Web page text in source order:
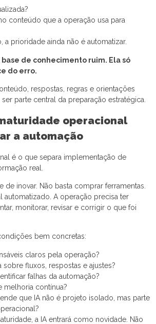
conteúdo que a operação usa para
a prioridade ainda não é automatizar.
base de conhecimento ruim. Ela só
do erro.
respostas, regras e orientações
parte central da preparação estratégica.
operacional
a automação
é o que separa implementação de
real.
de inovar. Não basta comprar ferramentas.
automatizado. A operação precisa ter
monitorar, revisar e corrigir o que foi
bem concretas:
claros pela operação?
sobre fluxos, respostas e ajustes?
falhas da automação?
melhoria contínua?
que IA não é projeto isolado, mas parte
a IA entrará como novidade. Não